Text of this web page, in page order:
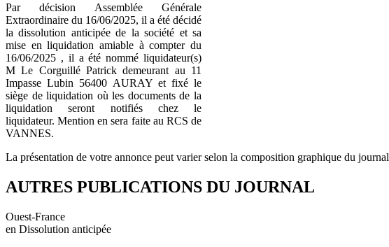
Par décision Assemblée Générale
Extraordinaire du 16/06/2025, il a été décidé
la dissolution anticipée de la société et sa
mise en liquidation amiable à compter du
16/06/2025 , il a été nommé liquidateur(s)
M Le Corguillé Patrick demeurant au 11
Impasse Lubin 56400 AURAY et fixé le
siège de liquidation où les documents de la
liquidation seront notifiés chez le
liquidateur. Mention en sera faite au RCS de
VANNES.
La présentation de votre annonce peut varier selon la composition graphique du journal
AUTRES PUBLICATIONS DU JOURNAL
Ouest-France
en Dissolution anticipée